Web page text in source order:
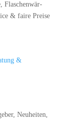
Fla­schen­wär­
& fai­re Prei­se
, Neuheiten,